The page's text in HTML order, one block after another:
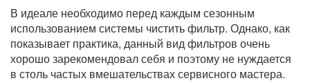
В идеале необходимо перед каждым сезонным
использованием системы чистить фильтр. Однако, как
показывает практика, данный вид фильтров очень
хорошо зарекомендовал себя и поэтому не нуждается
в столь частых вмешательствах сервисного мастера.